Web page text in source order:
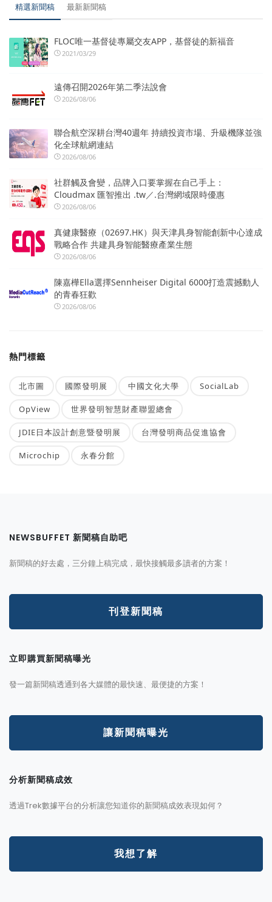
精選新聞稿 最新新聞稿
FLOC唯一基督徒專屬交友APP，基督徒的新福音
2021/03/29
遠傳召開2026年第二季法說會
2026/08/06
聯合航空深耕台灣40週年 持續投資市場、升級機隊並強
化全球航網連結
2026/08/06
社群觸及會變，品牌入口要掌握在自己手上：
Cloudmax 匯智推出 .tw／.台灣網域限時優惠
2026/08/06
真健康醫療（02697.HK）與天津具身智能創新中心達成
戰略合作 共建具身智能醫療產業生態
2026/08/06
陳嘉樺Ella選擇Sennheiser Digital 6000打造震撼動人
的青春狂歡
2026/08/06
熱門標籤
北市圖 國際發明展 中國文化大學 SocialLab
OpView 世界發明智慧財產聯盟總會
JDIE日本設計創意暨發明展 台灣發明商品促進協會
Microchip 永春分館
NEWSBUFFET 新聞稿自助吧
新聞稿的好去處，三分鐘上稿完成，最快接觸最多讀者的方案！
刊登新聞稿
立即購買新聞稿曝光
發一篇新聞稿透通到各大媒體的最快速、最便捷的方案！
讓新聞稿曝光
分析新聞稿成效
透過Trek數據平台的分析讓您知道你的新聞稿成效表現如何？
我想了解